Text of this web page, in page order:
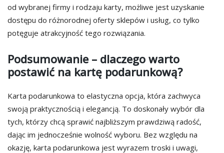
od wybranej firmy i rodzaju karty, możliwe jest uzyskanie
dostępu do różnorodnej oferty sklepów i usług, co tylko
potęguje atrakcyjność tego rozwiązania.
Podsumowanie – dlaczego warto
postawić na kartę podarunkową?
Karta podarunkowa to elastyczna opcja, która zachwyca
swoją praktycznością i elegancją. To doskonały wybór dla
tych, którzy chcą sprawić najbliższym prawdziwą radość,
dając im jednocześnie wolność wyboru. Bez względu na
okazję, karta podarunkowa jest wyrazem troski i uwagi,